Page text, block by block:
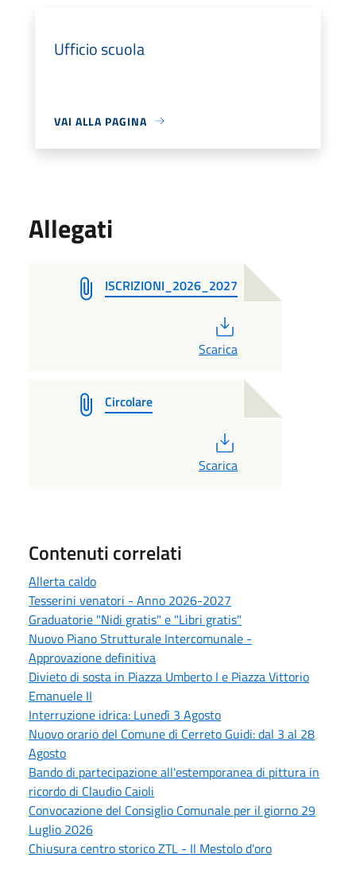
Ufficio scuola
VAI ALLA PAGINA
Allegati
ISCRIZIONI_2026_2027
Scarica
Circolare
Scarica
Contenuti correlati
Allerta caldo
Tesserini venatori - Anno 2026-2027
Graduatorie "Nidi gratis" e "Libri gratis"
Nuovo Piano Strutturale Intercomunale -
Approvazione definitiva
Divieto di sosta in Piazza Umberto I e Piazza Vittorio
Emanuele II
Interruzione idrica: Lunedì 3 Agosto
Nuovo orario del Comune di Cerreto Guidi: dal 3 al 28
Agosto
Bando di partecipazione all'estemporanea di pittura in
ricordo di Claudio Caioli
Convocazione del Consiglio Comunale per il giorno 29
Luglio 2026
Chiusura centro storico ZTL - Il Mestolo d'oro